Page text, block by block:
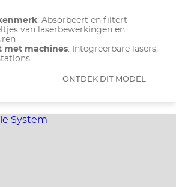
: Absorbeert en filtert
van laserbewerkingen en
met machines: Integreerbare lasers,
ONTDEK DIT MODEL